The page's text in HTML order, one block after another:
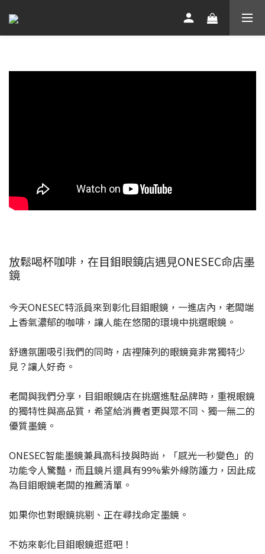
放鬆喝杯咖啡，在目鉬眼鏡店遇見ONESEC命店墨
鏡
今天ONESEC特派員來到彰化目鉬眼鏡，一進店內，老闆端
上香氣濃郁的咖啡，讓人能在悠閒的環境中挑選眼鏡。
舒適氛圍吸引我們的同時，店裡陳列的眼鏡竟非常獨特少
見？讓人好奇。
老闆與我們分享，目鉬眼鏡店在挑選進駐品牌時，重視眼鏡
的獨特性與高品質，希望給消費者更與眾不同、獨一無二的
優質墨鏡。
ONESEC智能墨鏡兼具高科技與時尚，「感光一秒變色」的
功能令人驚豔，而且鏡片還具有99%紫外線防護力，因此成
為目鉬眼鏡老闆的推薦清單。
如果你也對眼鏡挑剔、正在尋找命定墨鏡。
不妨來彰化目鉬眼鏡逛逛吧！